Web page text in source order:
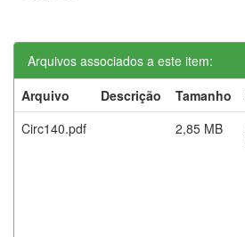
Arquivos associados a este item:
Arquivo
Descrição Tamanho
Circ140.pdf
2,85 MB